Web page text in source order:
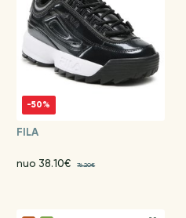
-50%
FILA
nuo 38.10€ 76.20€